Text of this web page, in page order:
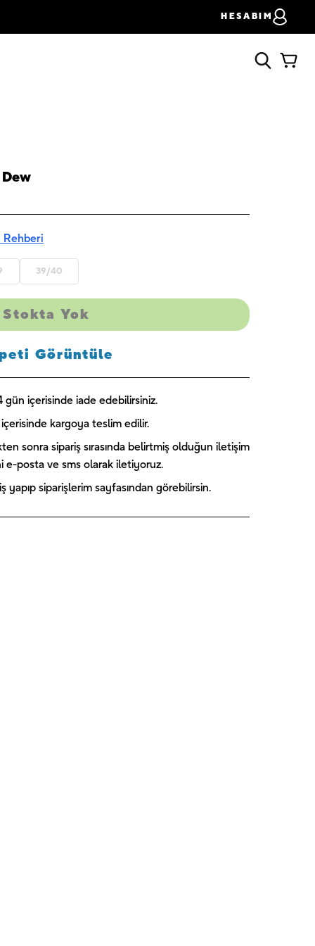
HESABIM
Rehberi
39/40
Stokta Yok
Görüntüle
gün içerisinde iade edebilirsiniz.
kargoya teslim edilir.
sonra sipariş sırasında belirtmiş olduğun iletişim
e-posta ve sms olarak iletiyoruz.
yapıp siparişlerim sayfasından görebilirsin.